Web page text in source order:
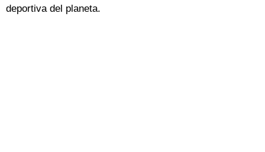
deportiva del planeta.